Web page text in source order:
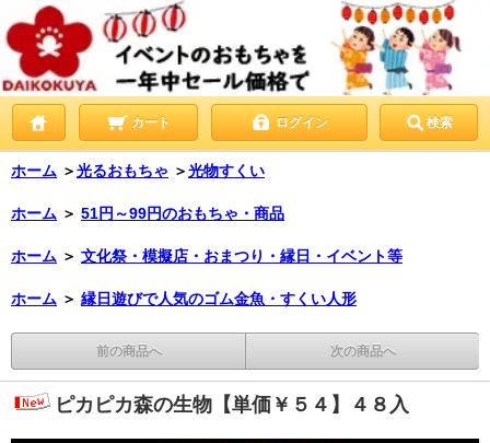
カート ログイン 検索
ホーム ＞光るおもちゃ ＞光物すくい
ホーム ＞ 51円～99円のおもちゃ・商品
ホーム ＞ 文化祭・模擬店・おまつり・縁日・イベント等
ホーム ＞ 縁日遊びで人気のゴム金魚・すくい人形
前の商品へ 次の商品へ
ピカピカ森の生物【単価￥５４】４８入